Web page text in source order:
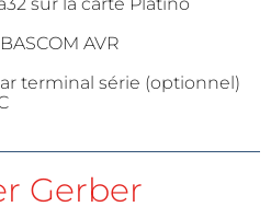
AVR
terminal série (optionnel)
Gerber